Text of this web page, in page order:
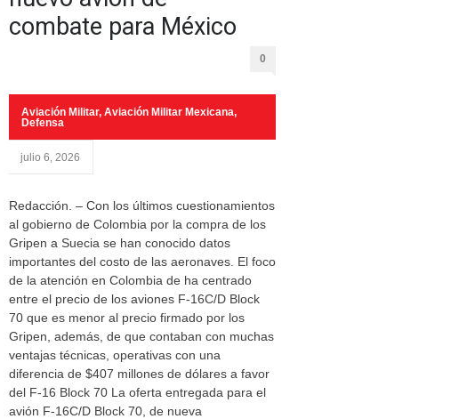
combate para México
0
Aviación Militar, Aviación Militar Mexicana,
Defensa
julio 6, 2026
Redacción. – Con los últimos cuestionamientos
al gobierno de Colombia por la compra de los
Gripen a Suecia se han conocido datos
importantes del costo de las aeronaves. El foco
de la atención en Colombia de ha centrado
entre el precio de los aviones F-16C/D Block
70 que es menor al precio firmado por los
Gripen, además, de que contaban con muchas
ventajas técnicas, operativas con una
diferencia de $407 millones de dólares a favor
del F-16 Block 70 La oferta entregada para el
avión F-16C/D Block 70, de nueva